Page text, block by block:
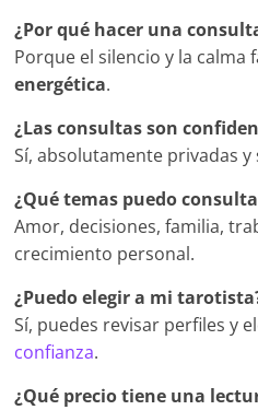
¿Por qué hacer una
Porque el silencio y la calma
energética.
¿Las consultas son
Sí, absolutamente privadas y
¿Qué temas puedo
Amor, decisiones, familia,
crecimiento personal.
¿Puedo elegir a mi
Sí, puedes revisar perfiles y
confianza.
¿Qué precio tiene una